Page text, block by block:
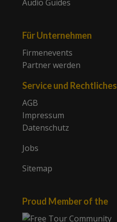
Audio Guides
Für Unternehmen
Firmenevents
Partner werden
Service und Rechtliches
AGB
Impressum
Datenschutz
Jobs
Sitemap
Proud Member of the